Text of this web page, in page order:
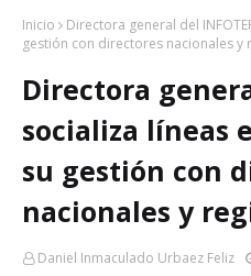
Inicio
Directora general del
gestión con directores nacionales y
Directora
socializa líneas
su gestión con
nacionales y
Daniel Inmaculado Urbaez Feliz